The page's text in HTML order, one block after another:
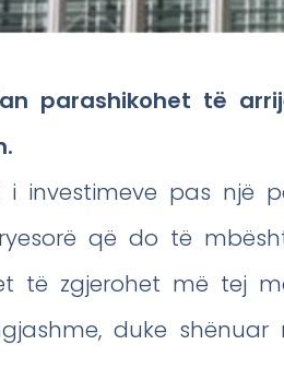
parashikohet të
i investimeve pas një
që do të
të zgjerohet më tej
duke shënuar